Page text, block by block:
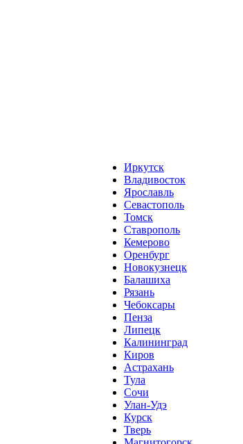
Иркутск
Владивосток
Ярославль
Севастополь
Томск
Ставрополь
Кемерово
Оренбург
Новокузнецк
Балашиха
Рязань
Чебоксары
Пенза
Липецк
Калининград
Киров
Астрахань
Тула
Сочи
Улан-Удэ
Курск
Тверь